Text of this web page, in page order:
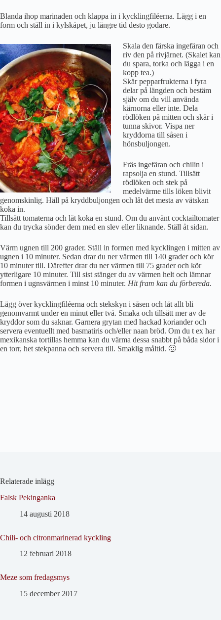
Blanda ihop marinaden och klappa in i kycklingfiléerna. Lägg i en
form och ställ in i kylskåpet, ju längre tid desto godare.
Skala den färska ingefäran och
riv den på rivjärnet. (Skalet kan
du spara, torka och lägga i en
kopp tea.)
Skär pepparfrukterna i fyra
delar på längden och bestäm
själv om du vill använda
kärnorna eller inte. Dela
rödlöken på mitten och skär i
tunna skivor. Vispa ner
kryddorna till såsen i
hönsbuljongen.
Fräs ingefäran och chilin i
rapsolja en stund. Tillsätt
rödlöken och stek på
medelvärme tills löken blivit
genomskinlig. Häll på kryddbuljongen och låt det mesta av vätskan
koka in.
Tillsätt tomaterna och låt koka en stund. Om du använt cocktailtomater
kan du trycka sönder dem med en slev eller liknande. Ställ åt sidan.
Värm ugnen till 200 grader. Ställ in formen med kycklingen i mitten av
ugnen i 10 minuter. Sedan drar du ner värmen till 140 grader och kör
10 minuter till. Därefter drar du ner värmen till 75 grader och kör
ytterligare 10 minuter. Till sist stänger du av värmen helt och lämnar
formen i ugnsvärmen i minst 10 minuter. Hit fram kan du förbereda.
Lägg över kycklingfiléerna och stekskyn i såsen och låt allt bli
genomvarmt under en minut eller två. Smaka och tillsätt mer av de
kryddor som du saknar. Garnera grytan med hackad koriander och
servera eventuellt med basmatiris och/eller naan bröd. Om du t ex har
mexikanska tortillas hemma kan du värma dessa snabbt på båda sidor i
en torr, het stekpanna och servera till. Smaklig måltid. 🙂
Relaterade inlägg
Falsk Pekinganka
14 augusti 2018
Chili- och citronmarinerad kyckling
12 februari 2018
Meze som fredagsmys
15 december 2017